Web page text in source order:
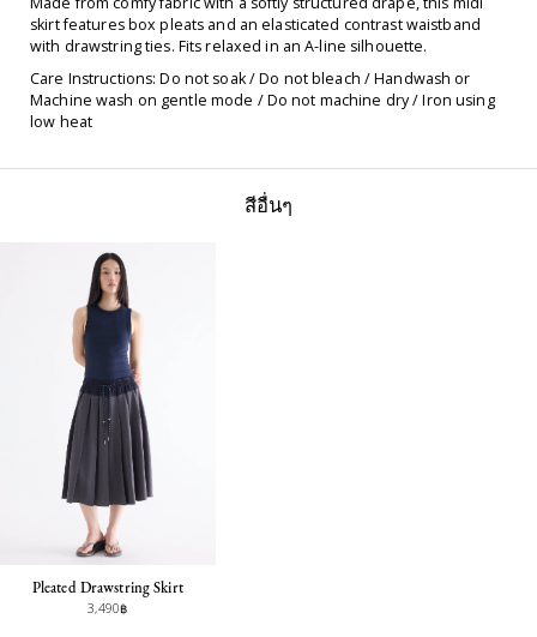
skirt features box pleats and an elasticated contrast waistband
with drawstring ties. Fits relaxed in an A-line silhouette.
Care Instructions: Do not soak / Do not bleach / Handwash or
Machine wash on gentle mode / Do not machine dry / Iron using
low heat
สีอื่นๆ
Pleated Drawstring Skirt
3,490฿